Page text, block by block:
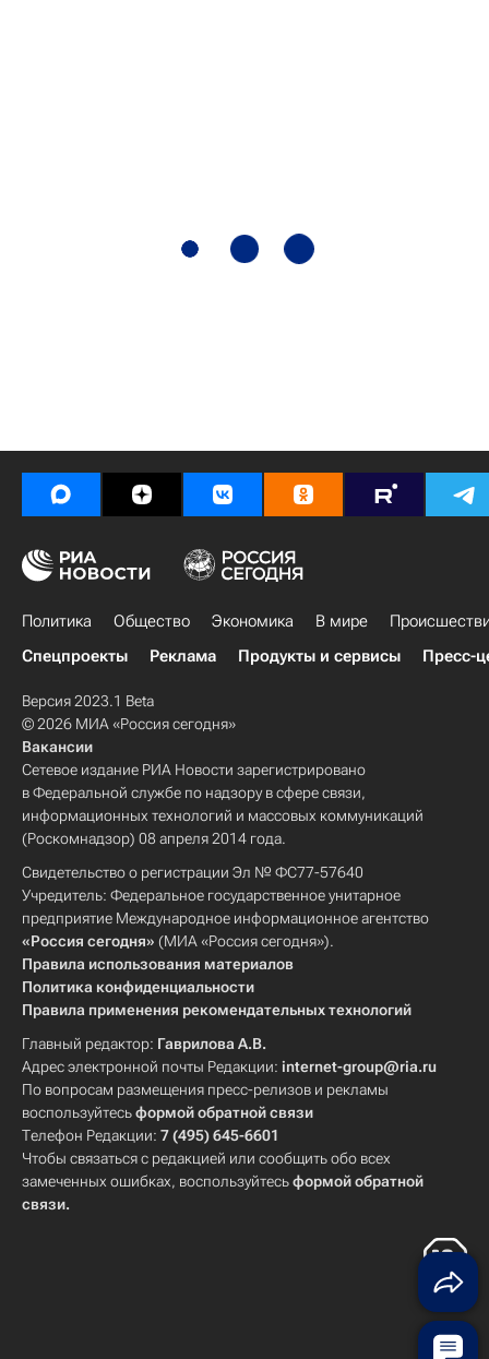
Политика Общество Экономика В мире
Спецпроекты
Реклама Продукты и сервисы Пресс-
Версия 2023.1 Beta
© 2026 МИА «Россия сегодня»
Вакансии
Сетевое издание РИА Новости зарегистрировано
в Федеральной службе по надзору в сфере связи,
информационных технологий и массовых коммуникаций
(Роскомнадзор) 08 апреля 2014 года.
Свидетельство о регистрации Эл № ФС77-57640
Учредитель: Федеральное государственное унитарное
предприятие Международное информационное агентство
«Россия сегодня» (МИА «Россия сегодня»).
Правила использования материалов
Политика конфиденциальности
Правила применения рекомендательных технологий
Главный редактор: Гаврилова А.В.
Адрес электронной почты Редакции: internet-group@ria.ru
По вопросам размещения пресс-релизов и рекламы
воспользуйтесьформой обратной связи
Телефон Редакции: 7 (495) 645-6601
Чтобы связаться с редакцией или сообщить обо всех
замеченных ошибках, воспользуйтесьформой обратной
связи.